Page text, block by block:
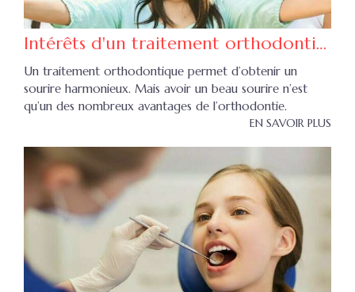
Intérêts d'un traitement orthodontique
Un traitement orthodontique permet d’obtenir un
sourire harmonieux. Mais avoir un beau sourire n’est
qu’un des nombreux avantages de l’orthodontie.
EN SAVOIR PLUS